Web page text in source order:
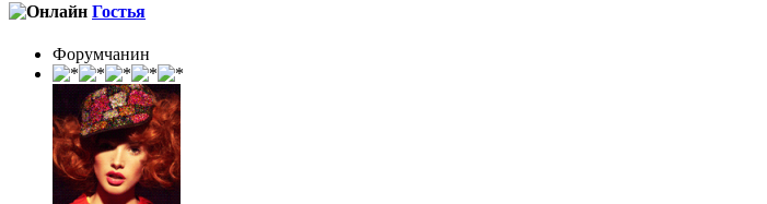
Гостья
Форумчанин